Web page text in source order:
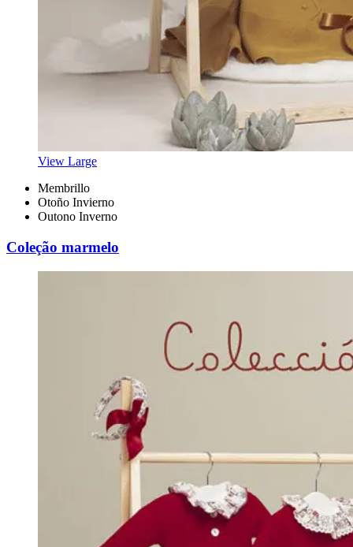
View Large
Membrillo
Otoño Invierno
Outono Inverno
Coleção marmelo